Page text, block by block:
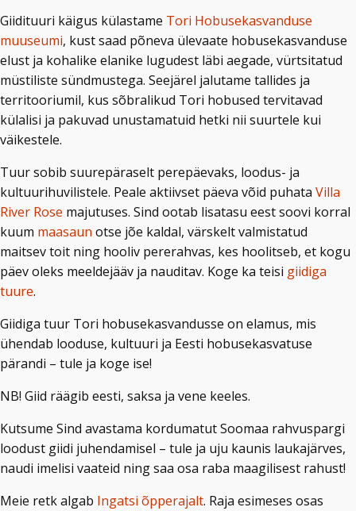
Giidituuri käigus külastame Tori Hobusekasvanduse
muuseumi, kust saad põneva ülevaate hobusekasvanduse
elust ja kohalike elanike lugudest läbi aegade, vürtsitatud
müstiliste sündmustega. Seejärel jalutame tallides ja
territooriumil, kus sõbralikud Tori hobused tervitavad
külalisi ja pakuvad unustamatuid hetki nii suurtele kui
väikestele.
Tuur sobib suurepäraselt perepäevaks, loodus- ja
kultuurihuvilistele. Peale aktiivset päeva võid puhata Villa
River Rose majutuses. Sind ootab lisatasu eest soovi korral
kuum maasaun otse jõe kaldal, värskelt valmistatud
maitsev toit ning hooliv pererahvas, kes hoolitseb, et kogu
päev oleks meeldejääv ja nauditav. Koge ka teisi giidiga
tuure.
Giidiga tuur Tori hobusekasvandusse on elamus, mis
ühendab looduse, kultuuri ja Eesti hobusekasvatuse
pärandi – tule ja koge ise!
NB! Giid räägib eesti, saksa ja vene keeles.
Kutsume Sind avastama kordumatut Soomaa rahvuspargi
loodust giidi juhendamisel – tule ja uju kaunis laukajärves,
naudi imelisi vaateid ning saa osa raba maagilisest rahust!
Meie retk algab Ingatsi õpperajalt. Raja esimeses osas